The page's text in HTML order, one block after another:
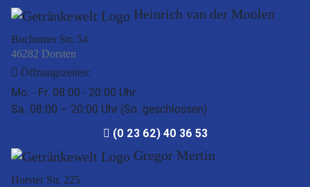
Heinrich van der Moolen
Bochumer Str. 54
46282 Dorsten
Öffnungszeiten:
Mo. - Fr. 08:00 - 20:00 Uhr
Sa. 08:00 – 20:00 Uhr (So. geschlossen)
(0 23 62) 40 36 53
Gregor Mertin
Horster Str. 225